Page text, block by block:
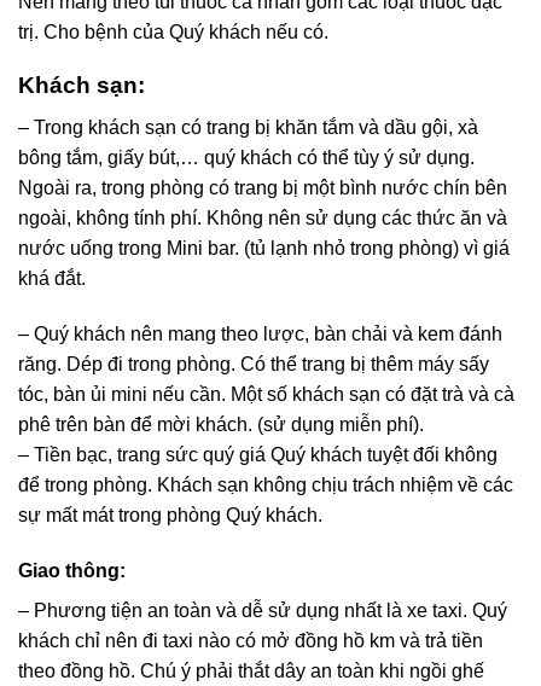
trị. Cho bệnh của Quý khách nếu có.
Khách sạn:
– Trong khách sạn có trang bị khăn tắm và dầu gội, xà
bông tắm, giấy bút,… quý khách có thể tùy ý sử dụng.
Ngoài ra, trong phòng có trang bị một bình nước chín bên
ngoài, không tính phí. Không nên sử dụng các thức ăn và
nước uống trong Mini bar. (tủ lạnh nhỏ trong phòng) vì giá
khá đắt.
– Quý khách nên mang theo lược, bàn chải và kem đánh
răng. Dép đi trong phòng. Có thể trang bị thêm máy sấy
tóc, bàn ủi mini nếu cần. Một số khách sạn có đặt trà và cà
phê trên bàn để mời khách. (sử dụng miễn phí).
– Tiền bạc, trang sức quý giá Quý khách tuyệt đối không
để trong phòng. Khách sạn không chịu trách nhiệm về các
sự mất mát trong phòng Quý khách.
Giao thông:
– Phương tiện an toàn và dễ sử dụng nhất là xe taxi. Quý
khách chỉ nên đi taxi nào có mở đồng hồ km và trả tiền
theo đồng hồ. Chú ý phải thắt dây an toàn khi ngồi ghế